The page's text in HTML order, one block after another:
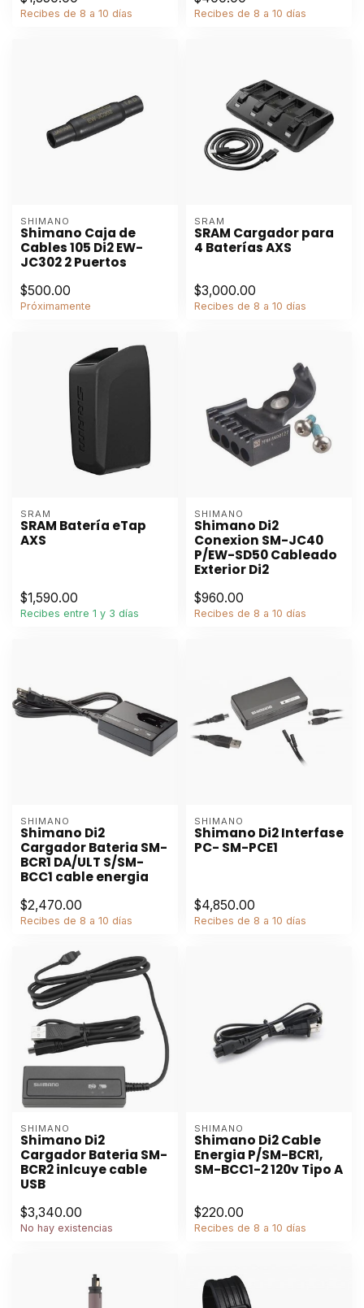
Recibes de 8 a 10 días Recibes de 8 a 10 días
SHIMANO
Shimano Caja de
Cables 105 Di2 EW-
JC302 2 Puertos
$500.00
Próximamente
SRAM
SRAM Cargador para
4 Baterías AXS
$3,000.00
Recibes de 8 a 10 días
SRAM
SRAM Batería eTap
AXS
$1,590.00
Recibes entre 1 y 3 días
SHIMANO
Shimano Di2
Conexion SM-JC40
P/EW-SD50 Cableado
Exterior Di2
$960.00
Recibes de 8 a 10 días
SHIMANO
Shimano Di2
Cargador Bateria SM-
BCR1 DA/ULT S/SM-
BCC1 cable energia
$2,470.00
Recibes de 8 a 10 días
SHIMANO
Shimano Di2 Interfase
PC- SM-PCE1
$4,850.00
Recibes de 8 a 10 días
SHIMANO
Shimano Di2
Cargador Bateria SM-
BCR2 inlcuye cable
USB
$3,340.00
No hay existencias
SHIMANO
Shimano Di2 Cable
Energia P/SM-BCR1,
SM-BCC1-2 120v Tipo A
$220.00
Recibes de 8 a 10 días